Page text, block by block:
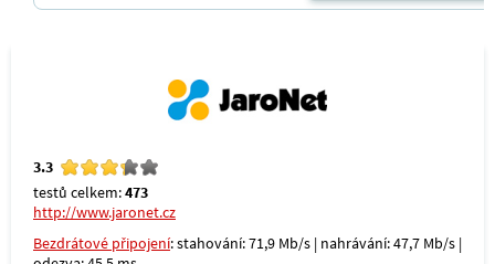
3.3
testů celkem:473
http://www.jaronet.cz
Bezdrátové připojení: stahování: 71,9 Mb/s | nahrávání: 47,7 Mb/s |